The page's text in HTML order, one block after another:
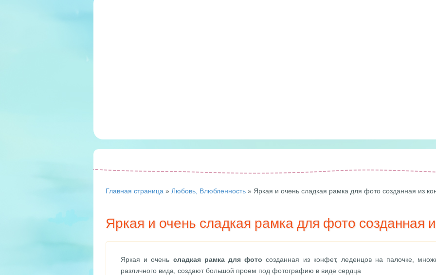
Главная страница » Любовь, Влюбленность » Яркая и очень сладкая рамка для фото созданная из
Яркая и очень сладкая рамка для фото созданная
Яркая и очень сладкая рамка для фото созданная из конфет, леденцов на палочке,
различного вида, создают большой проем под фотографию в виде сердца